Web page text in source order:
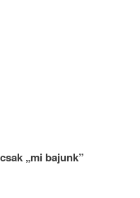
„mi bajunk”